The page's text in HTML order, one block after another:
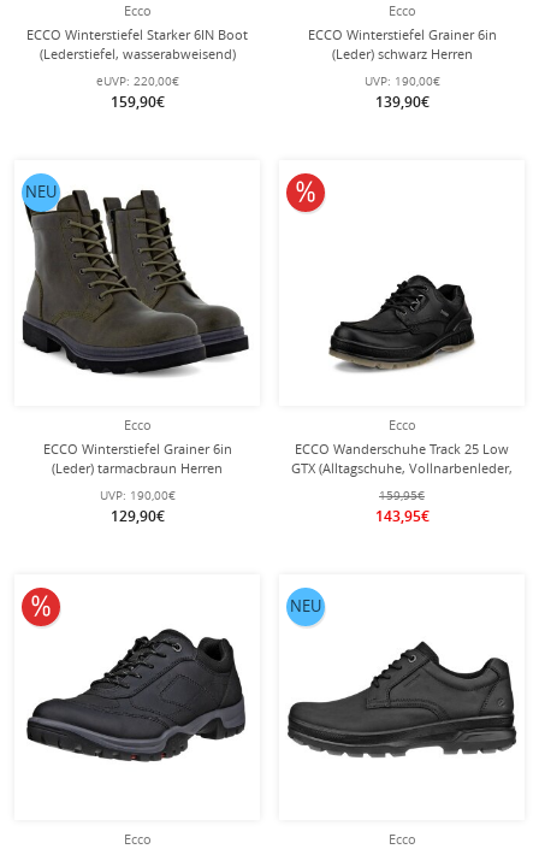
Ecco
ECCO Winterstiefel Starker 6IN Boot
(Lederstiefel, wasserabweisend)
schwarz Herren
eUVP: 220,00€
159,90€
Ecco
ECCO Winterstiefel Grainer 6in
(Leder) schwarz Herren
UVP: 190,00€
139,90€
Ecco
ECCO Winterstiefel Grainer 6in
(Leder) tarmacbraun Herren
UVP: 190,00€
129,90€
NEU
Ecco
ECCO Wanderschuhe Track 25 Low
GTX (Alltagschuhe, Vollnarbenleder,
wasserdicht) schwarz Herren
159,95€
143,95€
10% reduziert
Ecco
10% reduziert
Ecco
NEU